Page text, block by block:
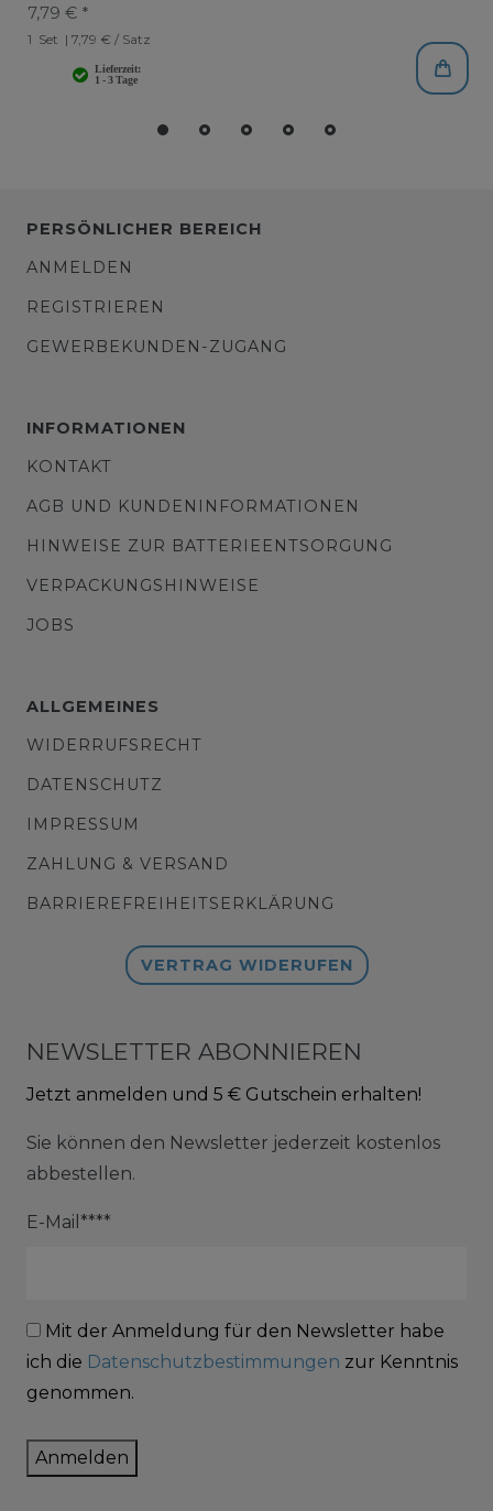
7,79 € *
1 Set | 7,79 € / Satz
PERSÖNLICHER BEREICH
ANMELDEN
REGISTRIEREN
GEWERBEKUNDEN-ZUGANG
INFORMATIONEN
KONTAKT
AGB UND KUNDENINFORMATIONEN
HINWEISE ZUR BATTERIEENTSORGUNG
VERPACKUNGSHINWEISE
JOBS
ALLGEMEINES
WIDERRUFSRECHT
DATENSCHUTZ
IMPRESSUM
ZAHLUNG & VERSAND
BARRIEREFREIHEITSERKLÄRUNG
VERTRAG WIDERUFEN
NEWSLETTER ABONNIEREN
Jetzt anmelden und 5 € Gutschein erhalten!
Sie können den Newsletter jederzeit kostenlos
abbestellen.
E-Mail****
Mit der Anmeldung für den Newsletter habe
ich die Datenschutzbestimmungen zur Kenntnis
genommen.
Anmelden